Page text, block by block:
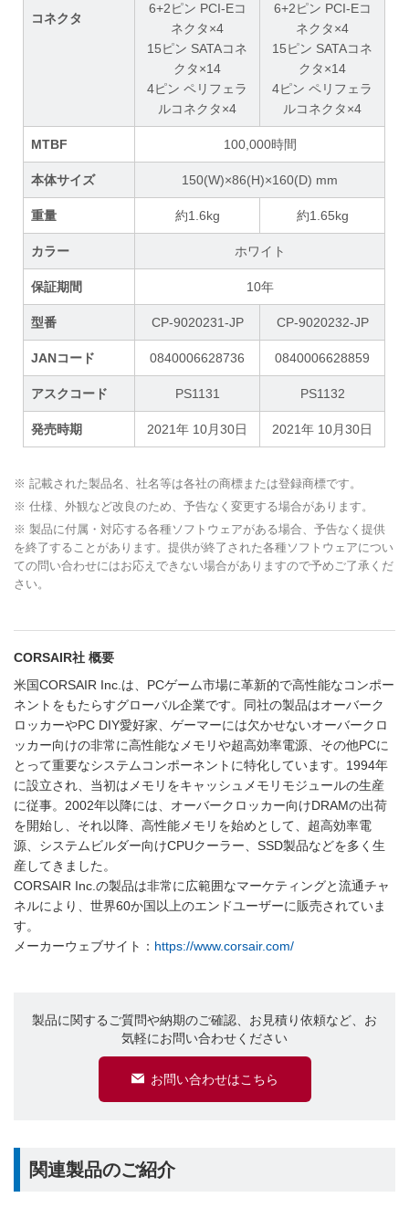
コネクタ
6+2ピン PCI-Eコ
ネクタ×4
15ピン SATAコネ
クタ×14
4ピン ペリフェラ
ルコネクタ×4
6+2ピン PCI-Eコ
ネクタ×4
15ピン SATAコネ
クタ×14
4ピン ペリフェラ
ルコネクタ×4
MTBF 100,000時間
本体サイズ 150(W)×86(H)×160(D) mm
重量 約1.6kg 約1.65kg
カラー ホワイト
保証期間 10年
型番 CP-9020231-JP CP-9020232-JP
JANコード 0840006628736 0840006628859
アスクコード PS1131 PS1132
発売時期 2021年 10月30日 2021年 10月30日
※ 記載された製品名、社名等は各社の商標または登録商標です。
※ 仕様、外観など改良のため、予告なく変更する場合があります。
※ 製品に付属・対応する各種ソフトウェアがある場合、予告なく提供
を終了することがあります。提供が終了された各種ソフトウェアについ
ての問い合わせにはお応えできない場合がありますので予めご了承くだ
さい。
CORSAIR社 概要
米国CORSAIR Inc.は、PCゲーム市場に革新的で高性能なコンポー
ネントをもたらすグローバル企業です。同社の製品はオーバーク
ロッカーやPC DIY愛好家、ゲーマーには欠かせないオーバークロ
ッカー向けの非常に高性能なメモリや超高効率電源、その他PCに
とって重要なシステムコンポーネントに特化しています。1994年
に設立され、当初はメモリをキャッシュメモリモジュールの生産
に従事。2002年以降には、オーバークロッカー向けDRAMの出荷
を開始し、それ以降、高性能メモリを始めとして、超高効率電
源、システムビルダー向けCPUクーラー、SSD製品などを多く生
産してきました。
CORSAIR Inc.の製品は非常に広範囲なマーケティングと流通チャ
ネルにより、世界60か国以上のエンドユーザーに販売されていま
す。
メーカーウェブサイト： https://www.corsair.com/
製品に関するご質問や納期のご確認、お見積り依頼など、お
気軽にお問い合わせください
お問い合わせはこちら
関連製品のご紹介